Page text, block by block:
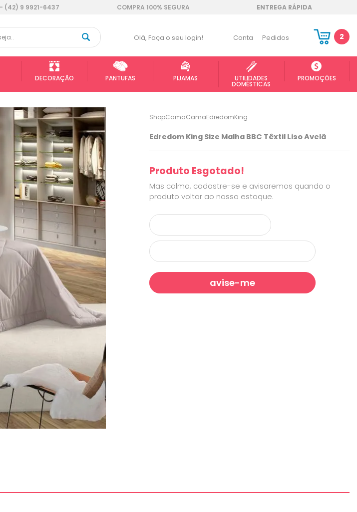
(42) 9 9921-6437 COMPRA 100% SEGURA ENTREGA RÁPIDA
Olá, Faça o seu login! Conta Pedidos 2
DECORAÇÃO PANTUFAS PIJAMAS UTILIDADES
DOMÉSTICAS
PROMOÇÕES
ShopCamaCamaEdredomKing
Edredom King Size Malha BBC Têxtil Liso Avelã
Produto Esgotado!
Mas calma, cadastre-se e avisaremos quando o
produto voltar ao nosso estoque.